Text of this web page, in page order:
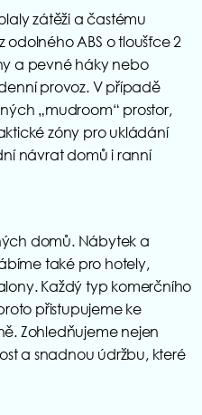
zátěži a častému
ABS o tloušťce 2
a pevné háky nebo
provoz. V případě
„mudroom“ prostor,
zóny pro ukládání
návrat domů i ranní
domů. Nábytek a
také pro hotely,
Každý typ komerčního
přistupujeme ke
Zohledňujeme nejen
a snadnou údržbu, které